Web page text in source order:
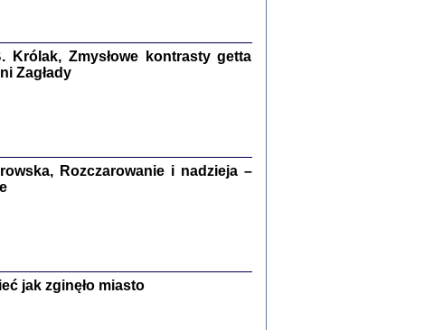
Okonowski, oprac. Marta Janczewska
TE SŁOWA JEST PRACOWNIKIEM
GETTOWEJ INSTYTUCJI ...
i inne pisma z łódzkiego getta
z jidysz, oprac. i wstęp. Monika Polit
GAZETĘ NIEMIECKĄ ...
Królak, Zmysłowe kontrasty getta
Zagłady
Rozczarowanie i nadzieja –
jak zginęło miasto